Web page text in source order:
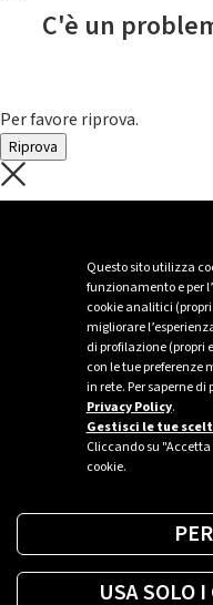
Questo sito utilizza
funzionamento e per
cookie analitici
migliorare
di profilazione (propri
con le tue preferenze
in rete. Per saperne
Privacy Policy.
Gestisci le tue
Cliccando su
cookie.
USA SOLO
C'è un
Per favore riprova.
Riprova
C'è un
Per favore riprova piú tardi
Sei
Trova la